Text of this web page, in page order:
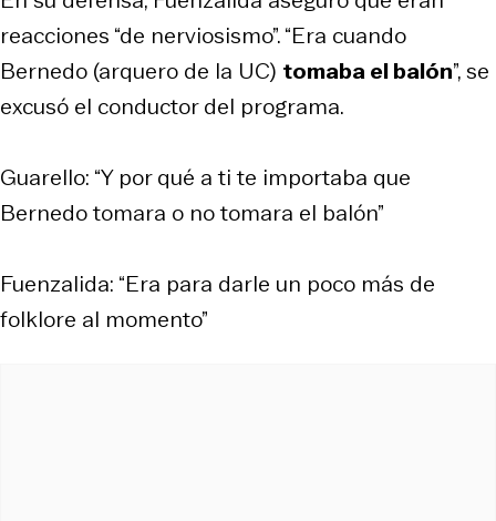
reacciones “de nerviosismo”. “Era cuando
Bernedo (arquero de la UC) tomaba el balón”, se
excusó el conductor del programa.
Guarello: “Y por qué a ti te importaba que
Bernedo tomara o no tomara el balón”
Fuenzalida: “Era para darle un poco más de
folklore al momento”